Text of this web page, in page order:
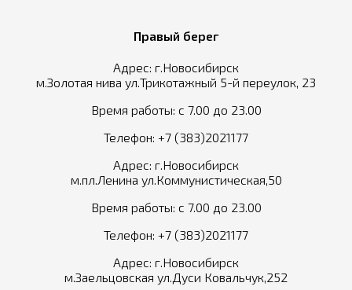
Правый берег
Адрес: г.Новосибирск
м.Золотая нива ул.Трикотажный 5-й переулок, 23
Время работы: с 7.00 до 23.00
Телефон: +7 (383)2021177
Адрес: г.Новосибирск
м.пл.Ленина ул.Коммунистическая,50
Время работы: с 7.00 до 23.00
Телефон: +7 (383)2021177
Адрес: г.Новосибирск
м.Заельцовская ул.Дуси Ковальчук,252